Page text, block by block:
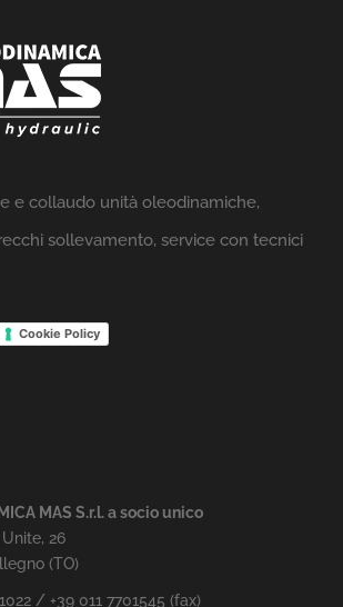
e collaudo unità oleodinamiche,
sollevamento, service con tecnici
Cookie Policy
MAS S.r.l. a socio unico
26
(TO)
/ +39 011 7701545 (fax)